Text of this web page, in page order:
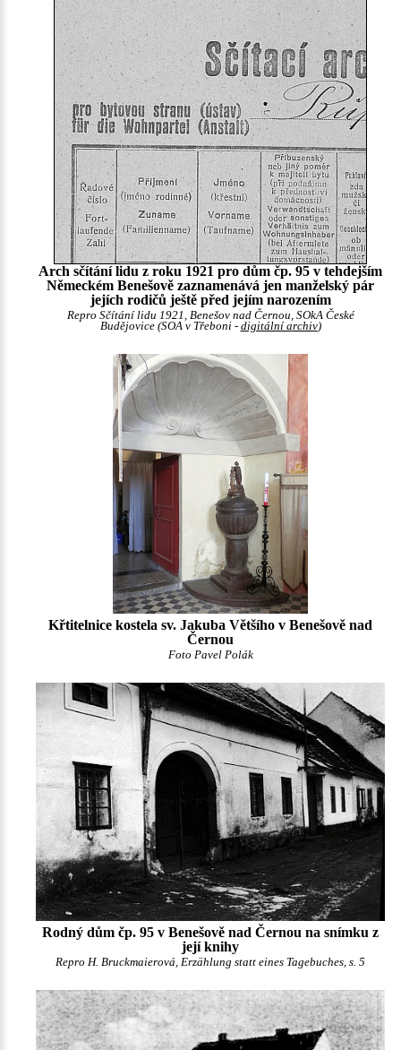
Arch sčítání lidu z roku 1921 pro dům čp. 95 v tehdejším
Německém Benešově zaznamenává jen manželský pár
jejích rodičů ještě před jejím narozením
Repro Sčítání lidu 1921, Benešov nad Černou, SOkA České
Budějovice (SOA v Třeboni - digitální archiv)
Křtitelnice kostela sv. Jakuba Většího v Benešově nad
Černou
Foto Pavel Polák
Rodný dům čp. 95 v Benešově nad Černou na snímku z
její knihy
Repro H. Bruckmaierová, Erzählung statt eines Tagebuches, s. 5